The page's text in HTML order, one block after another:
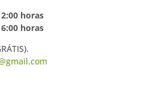
horas
horas